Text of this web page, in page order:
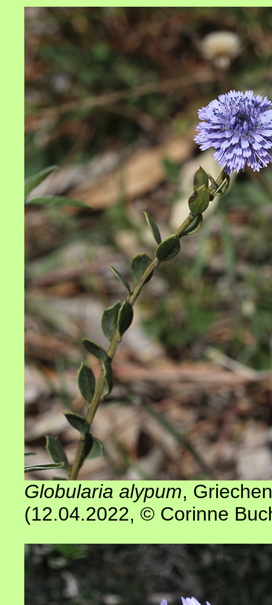
Globularia alypum,
(12.04.2022, © Corinne